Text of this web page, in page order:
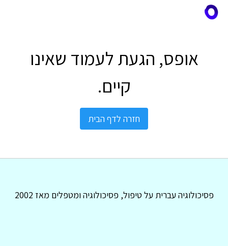
אופס, הגעת לעמוד שאינו
קיים.
חזרה לדף הבית
פסיכולוגיה עברית על טיפול, פסיכולוגיה ומטפלים מאז 2002